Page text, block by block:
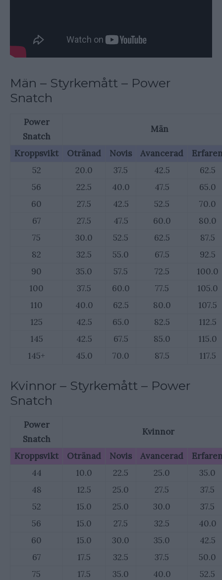
Män – Styrkemått – Power
Snatch
Power
Snatch
Män
Kroppsvikt Otränad Novis Avancerad
52
20.0 37.5 42.5
62.5
56
22.5 40.0 47.5
65.0
60
27.5 42.5 52.5
70.0
67
27.5 47.5 60.0
80.0
75
30.0 52.5 62.5
87.5
82
32.5 55.0 67.5
92.5
90
35.0 57.5 72.5
100.0
100
37.5 60.0 77.5
105.0
110
40.0 62.5 80.0
107.5
125
42.5 65.0 82.5
112.5
145
42.5 67.5 85.0
115.0
145+
45.0 70.0 87.5 117.5
Kvinnor – Styrkemått – Power
Snatch
Power
Snatch
Kvinnor
Kroppsvikt Otränad Novis Avancerad
44
10.0 22.5 25.0
35.0
48
12.5 25.0 27.5
37.5
52
15.0 25.0 30.0
37.5
56
15.0 27.5 32.5
40.0
60
15.0 30.0 35.0
42.5
67
17.5 32.5 37.5
50.0
75
17.5 35.0 40.0
52.5